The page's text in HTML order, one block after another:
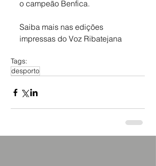
o campeão Benfica.
Saiba mais nas edições
impressas do Voz Ribatejana
Tags:
desporto